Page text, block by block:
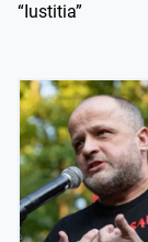
“Iustitia”